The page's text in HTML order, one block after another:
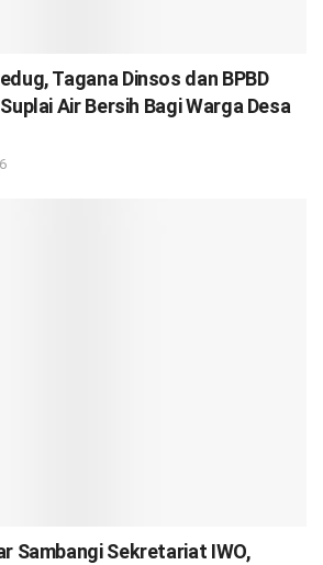
Tagana Dinsos dan BPBD
Air Bersih Bagi Warga Desa
Sambangi Sekretariat IWO,